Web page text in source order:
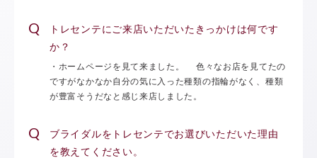
トレセンテにご来店いただいたきっかけは何です
か？
・ホームページを見て来ました。 色々なお店を見てたの
ですがなかなか自分の気に入った種類の指輪がなく、種類
が豊富そうだなと感じ来店しました。
ブライダルをトレセンテでお選びいただいた理由
を教えてください。